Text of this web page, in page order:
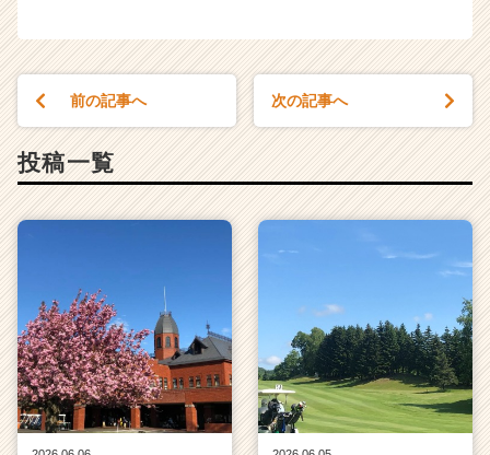
前の記事へ 次の記事へ
投稿一覧